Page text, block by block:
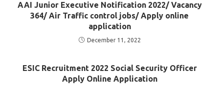
AAI Junior Executive Notification 2022/ Vacancy
364/ Air Traffic control jobs/ Apply online
application
December 11, 2022
ESIC Recruitment 2022 Social Security Officer
Apply Online Application